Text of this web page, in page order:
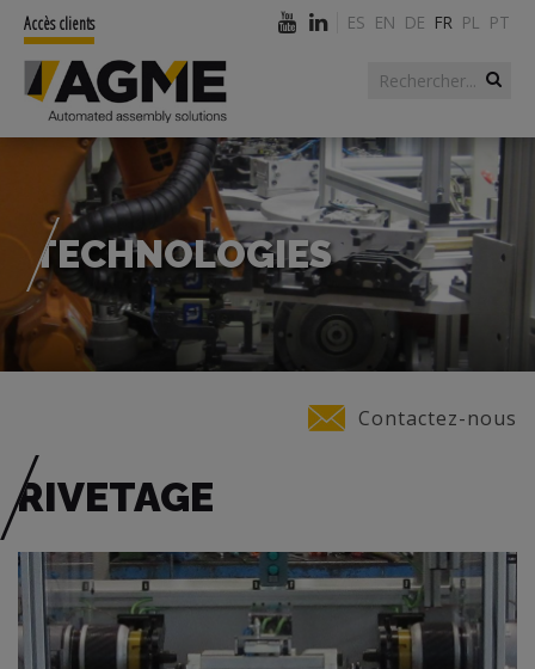
Formulaire de
recherche
Rechercher
Accès clients ES EN DE FR PL PT
TECHNOLOGIES
Contactez-nous
RIVETAGE